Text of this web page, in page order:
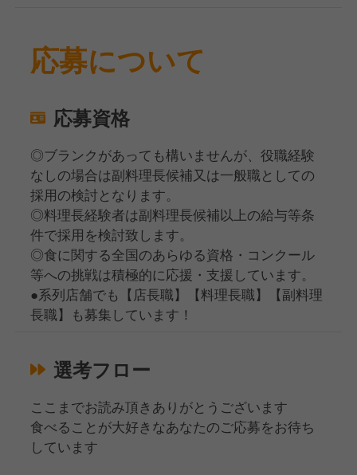
応募について
応募資格
◎ブランクがあっても構いませんが、役職経験
なしの場合は副料理長候補又は一般職としての
採用の検討となります。
◎料理長経験者は副料理長候補以上の給与等条
件で採用を検討致します。
◎食に関する全国のあらゆる資格・コンクール
等への挑戦は積極的に応援・支援しています。
●系列店舗でも【店長職】【料理長職】【副料理
長職】も募集しています！
選考フロー
ここまでお読み頂きありがとうございます
食べることが大好きなあなたのご応募をお待ち
しています